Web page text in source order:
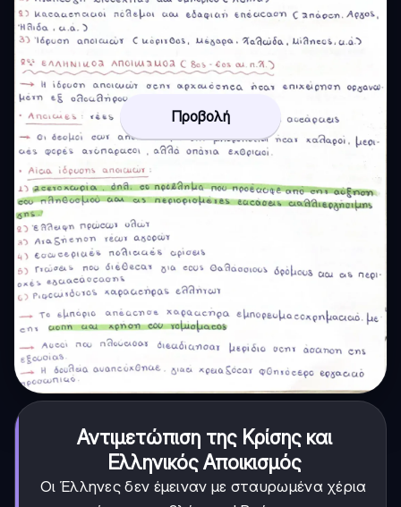
Προβολή
Αντιμετώπιση της Κρίσης και
Ελληνικός Αποικισμός
Οι Έλληνες δεν έμειναν με σταυρωμένα χέρια